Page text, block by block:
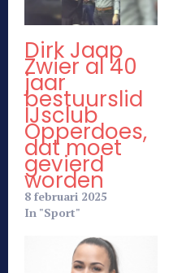
Dirk Jaap
Zwier al 40
jaar
bestuurslid
IJsclub
Opperdoes,
dat moet
gevierd
worden
8 februari 2025
In "Sport"